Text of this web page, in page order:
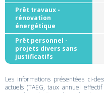
Prêt travaux -
rénovation
énergétique
Prêt personnel -
projets divers sans
justificatifs
Les informations présentées ci-
actuels (TAEG, taux annuel